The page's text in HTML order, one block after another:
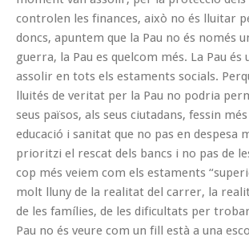
controlen les finances, això no és lluitar
doncs, apuntem que la Pau no és només
guerra, la Pau es quelcom més. La Pau és
assolir en tots els estaments socials.
lluités de veritat per la Pau no podria
seus països, als seus ciutadans, fessin
educació i sanitat que no pas en despesa
prioritzi el rescat dels bancs i no pas de
cop més veiem com els estaments
molt lluny de la realitat del carrer, la
de les famílies, de les dificultats per
Pau no és veure com un fill està a una